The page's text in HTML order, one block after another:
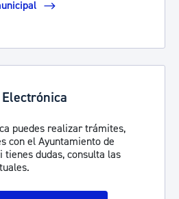
puedes realizar trámites,
con el Ayuntamiento de
dudas, consulta las